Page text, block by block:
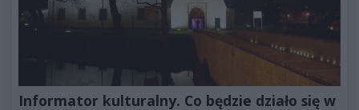
Informator kulturalny. Co będzie działo się w